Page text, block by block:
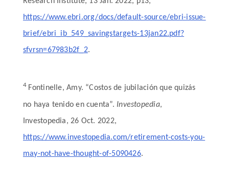
https://www.ebri.org/docs/default-source/ebri-issue-
brief/ebri_ib_549_savingstargets-13jan22.pdf?
sfvrsn=67983b2f_2.
4 Fontinelle, Amy. “Costos de jubilación que quizás
no haya tenido en cuenta”. Investopedia,
Investopedia, 26 Oct. 2022,
https://www.investopedia.com/retirement-costs-you-
may-not-have-thought-of-5090426.